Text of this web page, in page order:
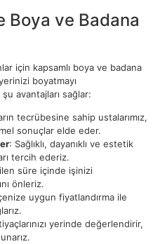
Boya ve Badana
için kapsamlı boya ve badana
boyatmayı
avantajları sağlar:
tecrübesine sahip ustalarımız,
sonuçlar elde eder.
: Sağlıklı, dayanıklı ve estetik
tercih ederiz.
süre içinde işinizi
önleriz.
uygun fiyatlandırma ile
yerinde değerlendirir,